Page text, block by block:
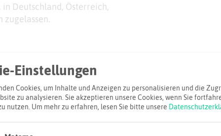
Deutschland, Österreich,
zugelassen.
Adresse:
wefa
Einstellungen
Cookies, um Inhalte und Anzeigen zu personalisieren und die
zu analysieren. Sie akzeptieren unsere Cookies, wenn Sie
nutzen. Um mehr zu erfahren, lesen Sie bitte unsere